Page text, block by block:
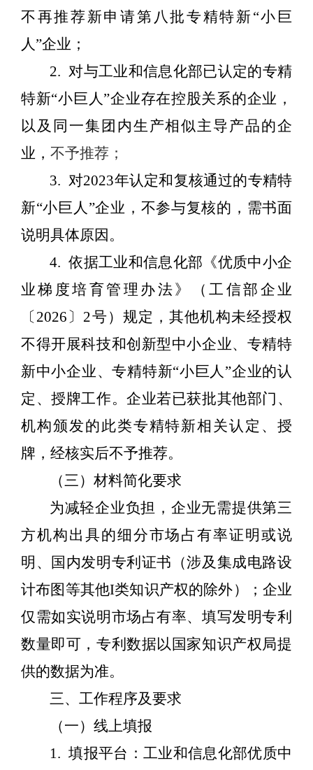
不再推荐新申请第八批专精特新“小巨
人”企业；
2. 对与工业和信息化部已认定的专精
特新“小巨人”企业存在控股关系的企业，
以及同一集团内生产相似主导产品的企
业， 不予推荐；
3. 对2023年认定和复核通过的专精特
新“小巨人”企业，不参与复核的，需书面
说明具体原因。
4. 依据工业和信息化部《优质中小企
业梯度培育管理办法》（工信部企业
〔 2026 〕 2号）规定，其他机构未经授权
不得开展科技和创新型中小企业、专精特
新中小企业、专精特新“小巨人”企业的认
定、授牌工作。企业若已获批其他部门、
机构颁发的此类专精特新相关认定、授
牌，经核实后不予推荐。
（三）材料简化要求
为减轻企业负担，企业无需提供第三
方机构出具的细分市场占有率证明或说
明、国内发明专利证书（涉及集成电路设
计布图等其他I类知识产权的除外）；企业
仅需如实说明市场占有率、填写发明专利
数量即可，专利数据以国家知识产权局提
供的数据为准。
三、 工作程序及要求
（一）线上填报
1. 填报平台：工业和信息化部优质中